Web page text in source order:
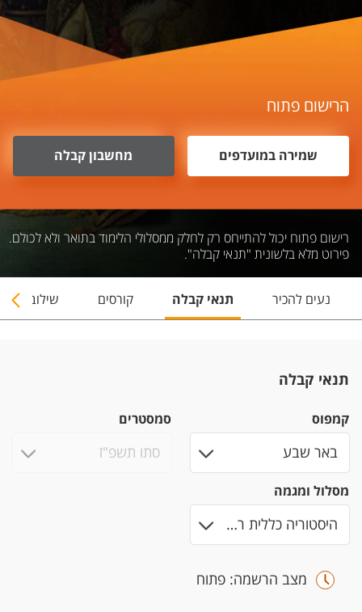
הרישום פתוח
שמירה במועדפים מחשבון קבלה
רישום פתוח יכול להתייחס רק לחלק ממסלולי הלימוד בתואר ולא לכולם.
פירוט מלא בלשונית "תנאי קבלה".
נעים להכיר תנאי קבלה קורסים שילובי
תנאי קבלה
קמפוס סמסטרים
מסלול ומגמה
מצב הרשמה: פתוח